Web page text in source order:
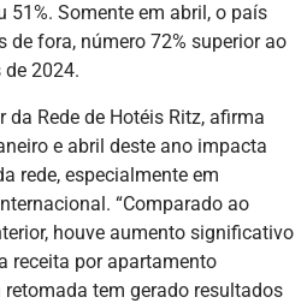
51%. Somente em abril, o país
de fora, número 72% superior ao
2024.
da Rede de Hotéis Ritz, afirma
e abril deste ano impacta
rede, especialmente em
“Comparado ao
houve aumento significativo
receita por apartamento
retomada tem gerado resultados